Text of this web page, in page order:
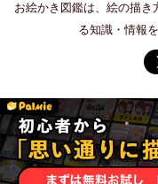
お絵かき図鑑は、絵の描
る知識・情報